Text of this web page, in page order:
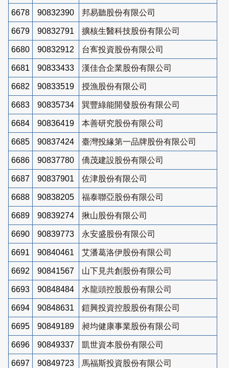
6678 90832390 邦易聽股份有限公司
6679 90832791 擴核生醫科技股份有限公司
6680 90832912 台寯投資股份有限公司
6681 90833433 漢佳合企業股份有限公司
6682 90833519 授漁股份有限公司
6683 90835734 巽豐綠能開發股份有限公司
6684 90836419 本善研究股份有限公司
6685 90837424 臺灣投緣第一品牌股份有限公司
6686 90837780 僑茂建設股份有限公司
6687 90837901 佐津股份有限公司
6688 90838205 福泰聯亞股份有限公司
6689 90839274 揪山股份有限公司
6690 90839773 永安盛股份有限公司
6691 90840461 艾潘葛洛伊股份有限公司
6692 90841567 山下見共創股份有限公司
6693 90848484 水龍頭控股股份有限公司
6694 90848631 鎧興投資控股股份有限公司
6695 90849189 昶均健康事業股份有限公司
6696 90849337 凱世資本股份有限公司
6697 90849723 馬福斯投資股份有限公司